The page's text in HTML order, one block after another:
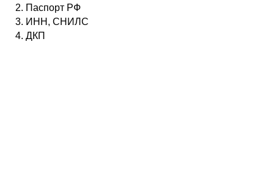
Паспорт РФ
ИНН, СНИЛС
ДКП